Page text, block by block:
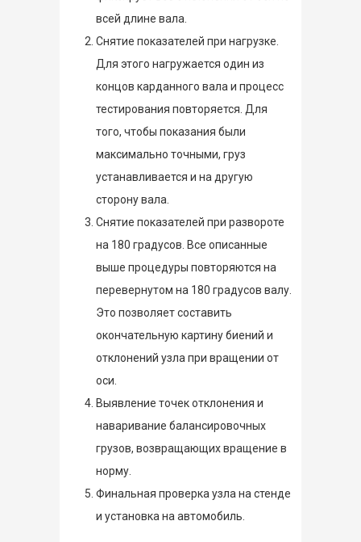
всей длине вала.
Снятие показателей при нагрузке.
Для этого нагружается один из
концов карданного вала и процесс
тестирования повторяется. Для
того, чтобы показания были
максимально точными, груз
устанавливается и на другую
сторону вала.
Снятие показателей при развороте
на 180 градусов. Все описанные
выше процедуры повторяются на
перевернутом на 180 градусов валу.
Это позволяет составить
окончательную картину биений и
отклонений узла при вращении от
оси.
Выявление точек отклонения и
наваривание балансировочных
грузов, возвращающих вращение в
норму.
Финальная проверка узла на стенде
и установка на автомобиль.